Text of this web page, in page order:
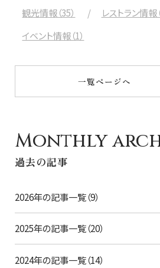
2026年8月31日(月)
大人
宿泊予約のみのお客様
シェラトン・ワイキキ・ビーチリゾー
ロイヤルハワイアン ラグジュアリ
ご予約内容の確認・キャンセル
観光情報（35）
レストラン情報（
イベント情報（1）
一覧ページへ
Monthly
過去の記事
2026年の記事一覧（9）
2025年の記事一覧（20）
2024年の記事一覧（14）